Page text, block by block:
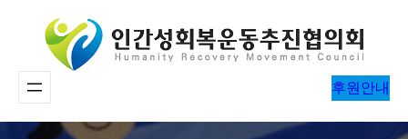
바
후원안내